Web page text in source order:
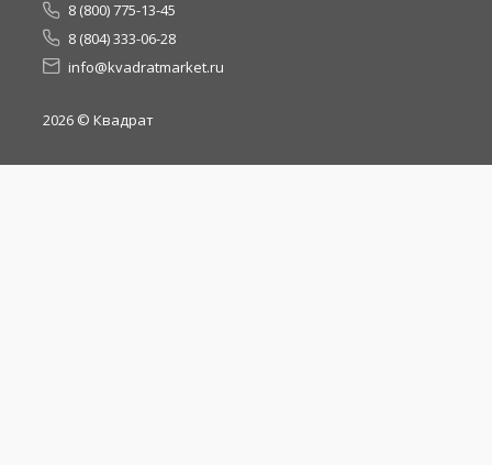
8 (800) 775-13-45
8 (804) 333-06-28
info@kvadratmarket.ru
2026 © Квадрат